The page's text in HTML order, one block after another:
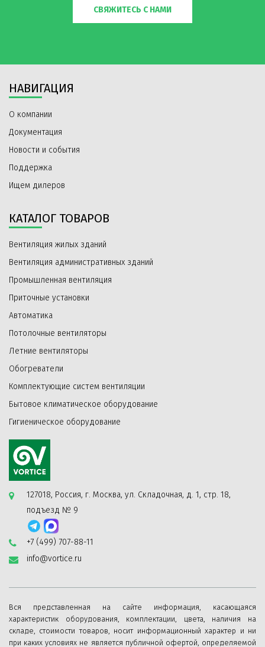
СВЯЖИТЕСЬ С НАМИ
НАВИГАЦИЯ
О компании
Документация
Новости и события
Поддержка
Ищем дилеров
КАТАЛОГ ТОВАРОВ
Вентиляция жилых зданий
Вентиляция административных зданий
Промышленная вентиляция
Приточные установки
Автоматика
Потолочные вентиляторы
Летние вентиляторы
Обогреватели
Комплектующие систем вентиляции
Бытовое климатическое оборудование
Гигиеническое оборудование
127018, Россия, г. Москва, ул. Складочная, д. 1, стр. 18,
подъезд № 9
+7 (499) 707-88-11
info@vortice.ru
Вся представленная на сайте информация, касающаяся
характеристик оборудования, комплектации, цвета, наличия на
складе, стоимости товаров, носит информационный характер и ни
при каких условиях не является публичной офертой, определяемой